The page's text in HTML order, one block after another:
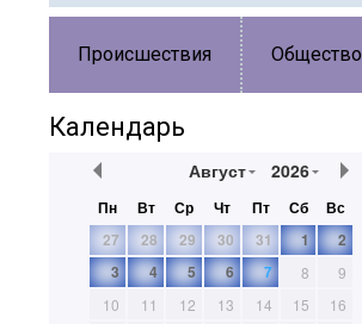
Происшествия Общество
Календарь
Август 2026
Пн Вт Ср Чт Пт Сб
Вс
27
28 29 30 31 1
2
3
4 5 6 7 8
9
10
11 12 13 14 15
16